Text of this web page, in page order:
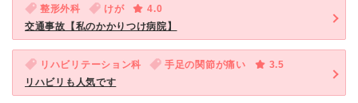
整形外科 けが
4.0
交通事故【私のかかりつけ病院】
リハビリテーション科 手足の関節が痛い
3.5
リハビリも人気です